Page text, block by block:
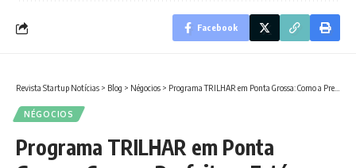
Facebook
Revista Startup Notícias > Blog > Négocios > Programa TRILHAR em Ponta Grossa: Como a Prefeitura Está Transformando Ideias em Startups Reais
NÉGOCIOS
Programa TRILHAR em Ponta